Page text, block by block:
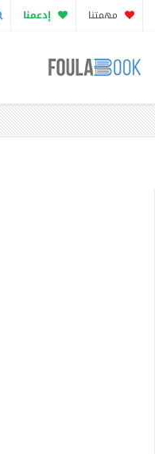
مهمتنا إدعمنا